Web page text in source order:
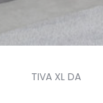
TIVA XL DA